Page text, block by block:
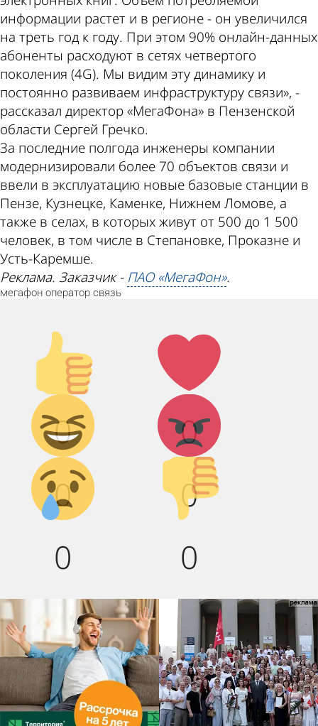
информации растет и в регионе - он увеличился
на треть год к году. При этом 90% онлайн-данных
абоненты расходуют в сетях четвертого
поколения (4G). Мы видим эту динамику и
постоянно развиваем инфраструктуру связи», -
рассказал директор «МегаФона» в Пензенской
области Сергей Гречко.
За последние полгода инженеры компании
модернизировали более 70 объектов связи и
ввели в эксплуатацию новые базовые станции в
Пензе, Кузнецке, Каменке, Нижнем Ломове, а
также в селах, в которых живут от 500 до 1 500
человек, в том числе в Степановке, Проказне и
Усть-Каремше.
Реклама. Заказчик - ПАО «МегаФон».
мегафон оператор связь
Палец
вверх!
0
Лайк!
0
Дикий
смех!
0
Агрессия!
0
Грусть :(
0
Палец
вниз!
0